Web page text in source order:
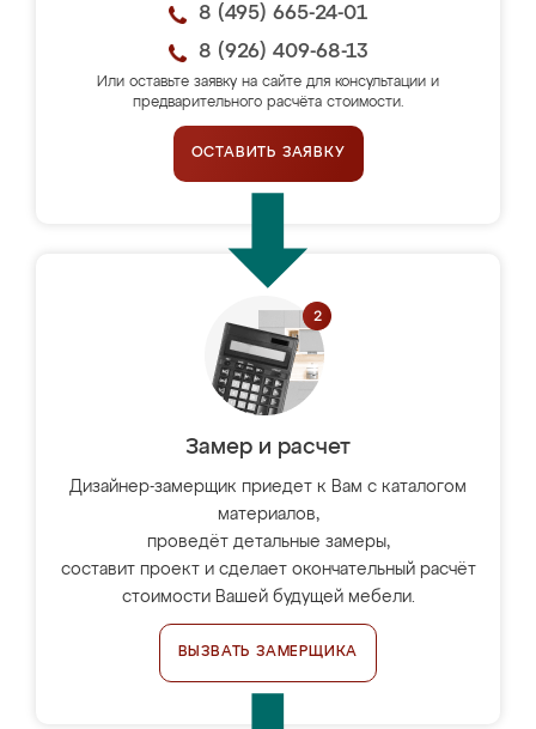
8 (495) 665-24-01
8 (926) 409-68-13
Или оставьте заявку на сайте для консультации и
предварительного расчёта стоимости.
ОСТАВИТЬ ЗАЯВКУ
Замер и расчет
Дизайнер-замерщик приедет к Вам с каталогом
материалов,
проведёт детальные замеры,
составит проект и сделает окончательный расчёт
стоимости Вашей будущей мебели.
ВЫЗВАТЬ ЗАМЕРЩИКА